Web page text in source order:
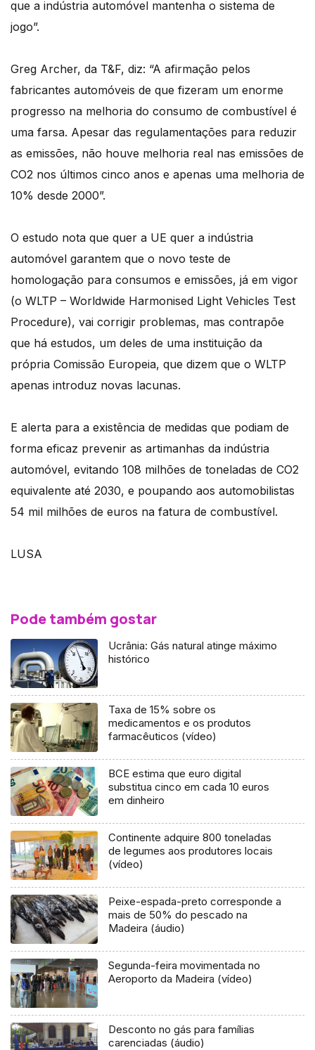
que a indústria automóvel mantenha o sistema de
jogo”.
Greg Archer, da T&F, diz: “A afirmação pelos
fabricantes automóveis de que fizeram um enorme
progresso na melhoria do consumo de combustível é
uma farsa. Apesar das regulamentações para reduzir
as emissões, não houve melhoria real nas emissões de
CO2 nos últimos cinco anos e apenas uma melhoria de
10% desde 2000”.
O estudo nota que quer a UE quer a indústria
automóvel garantem que o novo teste de
homologação para consumos e emissões, já em vigor
(o WLTP – Worldwide Harmonised Light Vehicles Test
Procedure), vai corrigir problemas, mas contrapõe
que há estudos, um deles de uma instituição da
própria Comissão Europeia, que dizem que o WLTP
apenas introduz novas lacunas.
E alerta para a existência de medidas que podiam de
forma eficaz prevenir as artimanhas da indústria
automóvel, evitando 108 milhões de toneladas de CO2
equivalente até 2030, e poupando aos automobilistas
54 mil milhões de euros na fatura de combustível.
LUSA
Pode também gostar
Ucrânia: Gás natural atinge máximo
histórico
Taxa de 15% sobre os
medicamentos e os produtos
farmacêuticos (vídeo)
BCE estima que euro digital
substitua cinco em cada 10 euros
em dinheiro
Continente adquire 800 toneladas
de legumes aos produtores locais
(vídeo)
Peixe-espada-preto corresponde a
mais de 50% do pescado na
Madeira (áudio)
Segunda-feira movimentada no
Aeroporto da Madeira (vídeo)
Desconto no gás para famílias
carenciadas (áudio)